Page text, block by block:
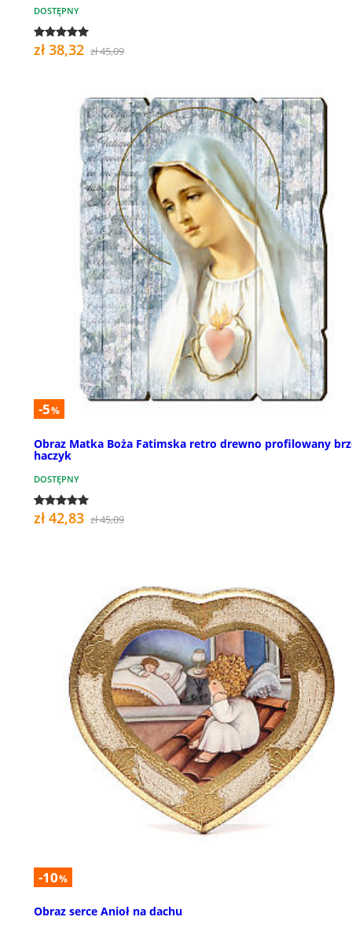
DOSTĘPNY
zł 38,32 zł 45,09
-5%
Obraz Matka Boża Fatimska retro drewno profilowany
haczyk
DOSTĘPNY
zł 42,83 zł 45,09
-10%
Obraz serce Anioł na dachu